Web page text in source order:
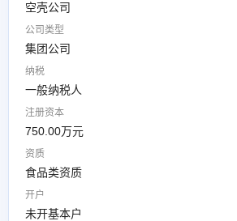
空壳公司
公司类型
集团公司
纳税
一般纳税人
注册资本
750.00万元
资质
食品类资质
开户
未开基本户